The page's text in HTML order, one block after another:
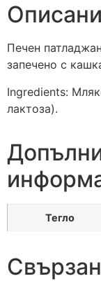
Печен
запечено с
Ingredients:
лактоза).
Тегло